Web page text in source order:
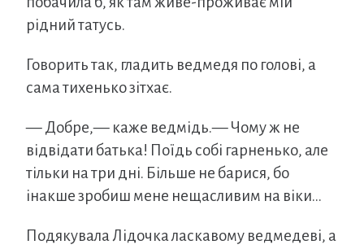
рідний татусь.
Говорить так, гладить ведмедя по голові, а
сама тихенько зітхає.
— Добре,— каже ведмідь.— Чому ж не
відвідати батька! Поїдь собі гарненько, але
тільки на три дні. Більше не барися, бо
інакше зробиш мене нещасливим на віки…
Подякувала Лідочка ласкавому ведмедеві, а